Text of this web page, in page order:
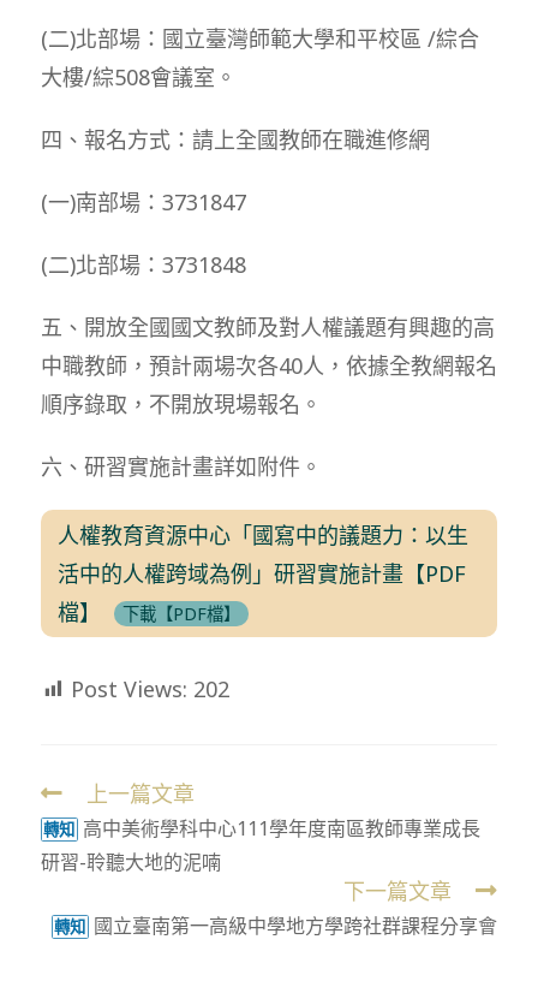
(二)北部場：國立臺灣師範大學和平校區 /綜合
大樓/綜508會議室。
四、報名方式：請上全國教師在職進修網
(一)南部場：3731847
(二)北部場：3731848
五、開放全國國文教師及對人權議題有興趣的高
中職教師，預計兩場次各40人，依據全教網報名
順序錄取，不開放現場報名。
六、研習實施計畫詳如附件。
人權教育資源中心「國寫中的議題力：以生
活中的人權跨域為例」研習實施計畫【PDF
檔】
下載【PDF檔】
Post Views: 202
Read
more
articles
上一篇文章
轉知 高中美術學科中心111學年度南區教師專業成長
研習-聆聽大地的泥喃
下一篇文章
轉知 國立臺南第一高級中學地方學跨社群課程分享會